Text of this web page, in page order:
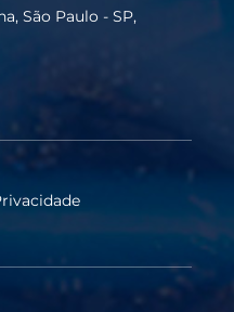
São Paulo - SP,